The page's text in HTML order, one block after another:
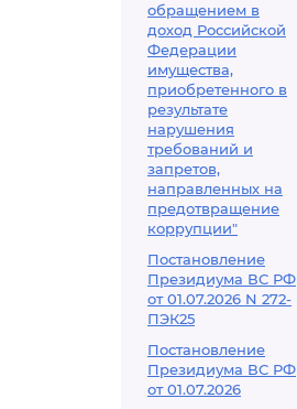
обращением в
доход Российской
Федерации
имущества,
приобретенного в
результате
нарушения
требований и
запретов,
направленных на
предотвращение
коррупции"
Постановление
Президиума ВС РФ
от 01.07.2026 N 272-
ПЭК25
Постановление
Президиума ВС РФ
от 01.07.2026